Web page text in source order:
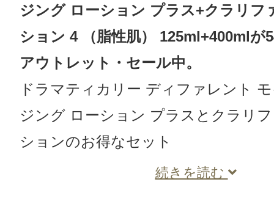
ジング ローション プラス+クラリフ
ション 4 （脂性肌） 125ml+400mlが
アウトレット・セール中。
ドラマティカリー ディファレント
ジング ローション プラスとクラリ
ションのお得なセット
続きを読む